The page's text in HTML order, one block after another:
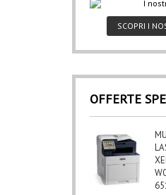
SCOPRI I
OFFERTE